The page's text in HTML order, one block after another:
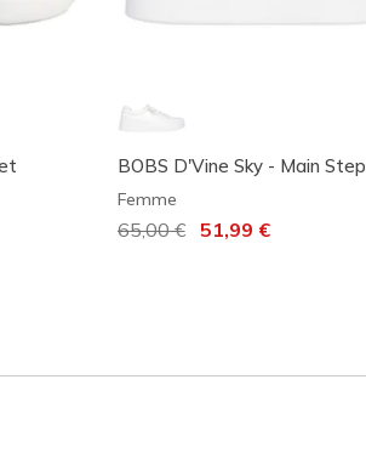
BOBS D'Vine Sky - Main Step
Femme
Prix réduit de
65,00 €à 51,99 €